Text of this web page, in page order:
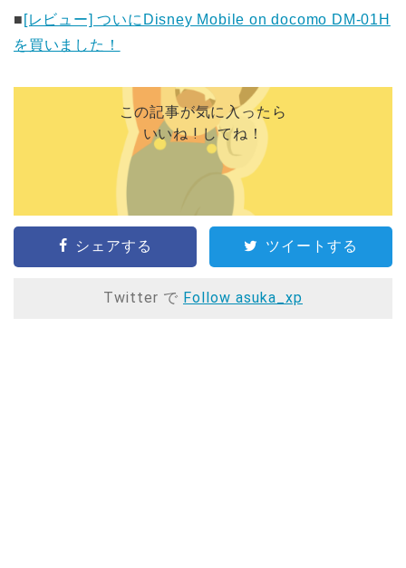
■ [レビュー] ついにDisney Mobile on docomo DM-01H
を買いました！
この記事が気に入ったら
いいね ! してね！
シェアする ツイートする
Twitter で Follow asuka_xp